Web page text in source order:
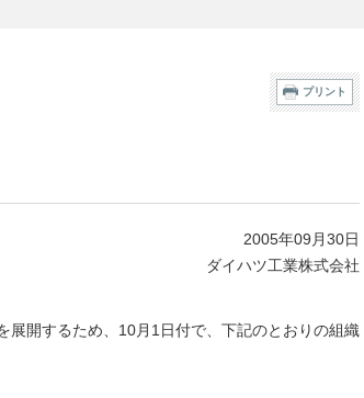
プリント
2005年09月30日
ダイハツ工業株式会社
展開するため、10月1日付で、下記のとおりの組織